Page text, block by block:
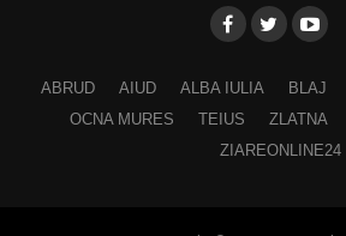
ABRUD AIUD ALBA IULIA BLAJ
OCNA MURES
TEIUS ZLATNA
ZIAREONLINE24